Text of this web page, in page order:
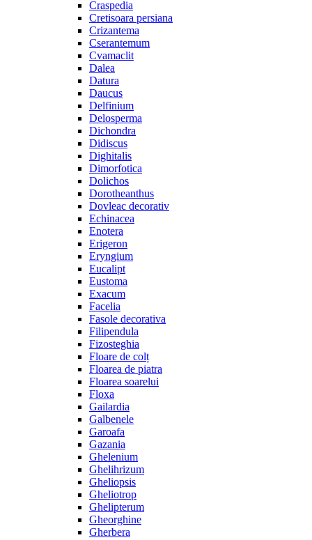
Craspedia
Cretisoara persiana
Crizantema
Cserantemum
Cvamaclit
Dalea
Datura
Daucus
Delfinium
Delosperma
Dichondra
Didiscus
Dighitalis
Dimorfotica
Dolichos
Dorotheanthus
Dovleac decorativ
Echinacea
Enotera
Erigeron
Eryngium
Eucalipt
Eustoma
Exacum
Facelia
Fasole decorativa
Filipendula
Fizosteghia
Floare de colț
Floarea de piatra
Floarea soarelui
Floxa
Gailardia
Galbenele
Garoafa
Gazania
Ghelenium
Ghelihrizum
Gheliopsis
Gheliotrop
Ghelipterum
Gheorghine
Gherbera